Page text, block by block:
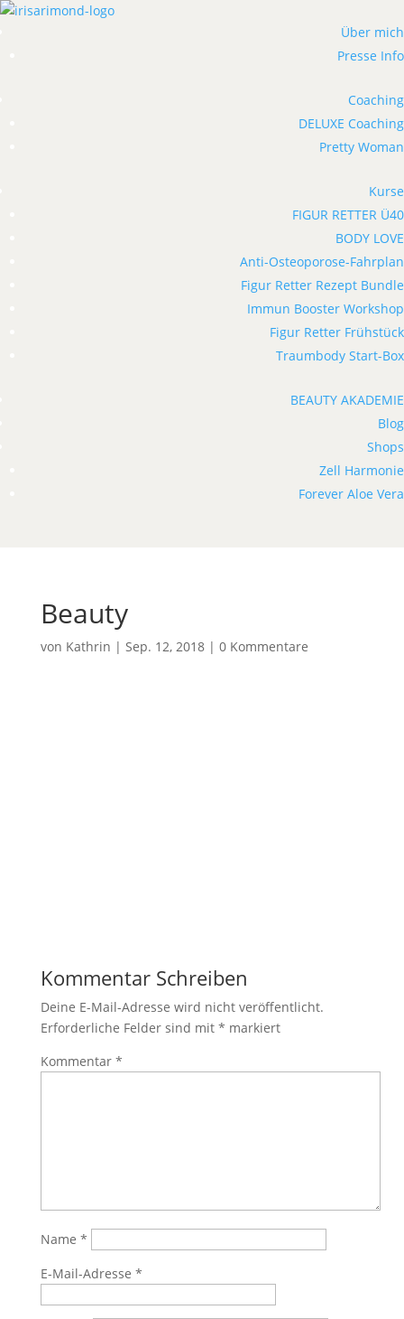
Über mich
Presse Info
Coaching
DELUXE Coaching
Pretty Woman
Kurse
FIGUR RETTER Ü40
BODY LOVE
Anti-Osteoporose-Fahrplan
Figur Retter Rezept Bundle
Immun Booster Workshop
Figur Retter Frühstück
Traumbody Start-Box
BEAUTY AKADEMIE
Blog
Shops
Zell Harmonie
Forever Aloe Vera
Beauty
von Kathrin | Sep. 12, 2018| 0 Kommentare
Kommentar Schreiben
Deine E-Mail-Adresse wird nicht veröffentlicht.
Erforderliche Felder sind mit * markiert
Kommentar *
Name *
E-Mail-Adresse *